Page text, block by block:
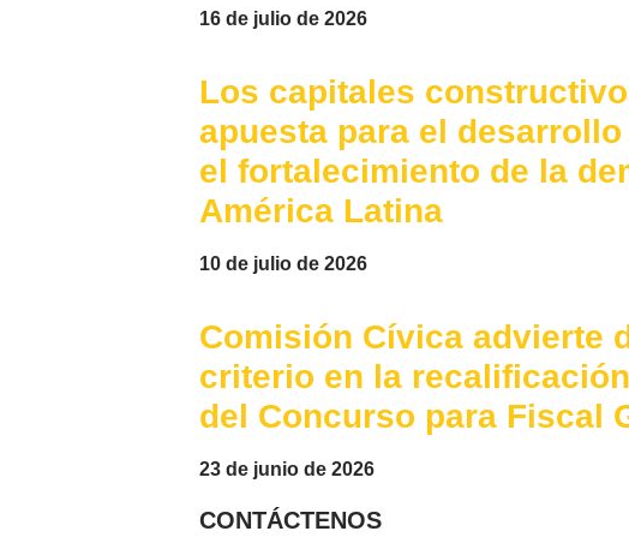
16 de julio de 2026
Los capitales
apuesta para el
el fortalecimiento de la
América Latina
10 de julio de 2026
Comisión Cívica advierte
criterio en la
del Concurso para Fiscal
23 de junio de 2026
CONTÁCTENOS